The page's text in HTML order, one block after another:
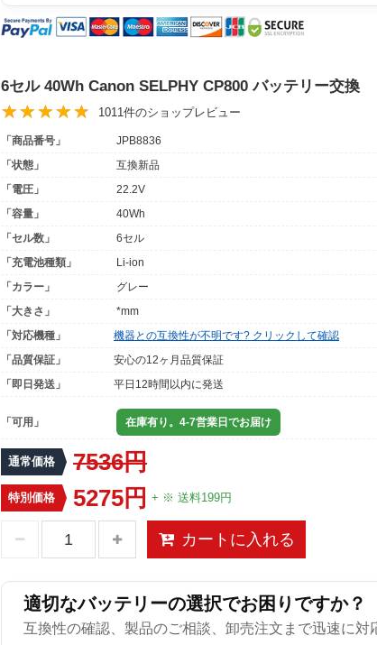
6セル 40Wh Canon SELPHY CP800 バッテリー交換
1011件のショップレビュー
「商品番号」
JPB8836
「状態」
互換新品
「電圧」
22.2V
「容量」
40Wh
「セル数」
6セル
「充電池種類」
Li-ion
「カラー」
グレー
「大きさ」
*mm
「対応機種」
機器との互換性が不明です? クリックして確認
「品質保証」
安心の12ヶ月品質保証
「即日発送」
平日12時間以内に発送
「可用」 在庫有り。4-7営業日でお届け
通常価格 7536円
特別価格 5275円 + ※ 送料199円
カートに入れる
適切なバッテリーの選択でお困りですか？
互換性の確認、製品のご相談、卸売注文まで迅速に対